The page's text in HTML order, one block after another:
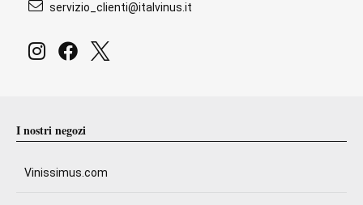
servizio_clienti@italvinus.it
I nostri negozi
Vinissimus.com